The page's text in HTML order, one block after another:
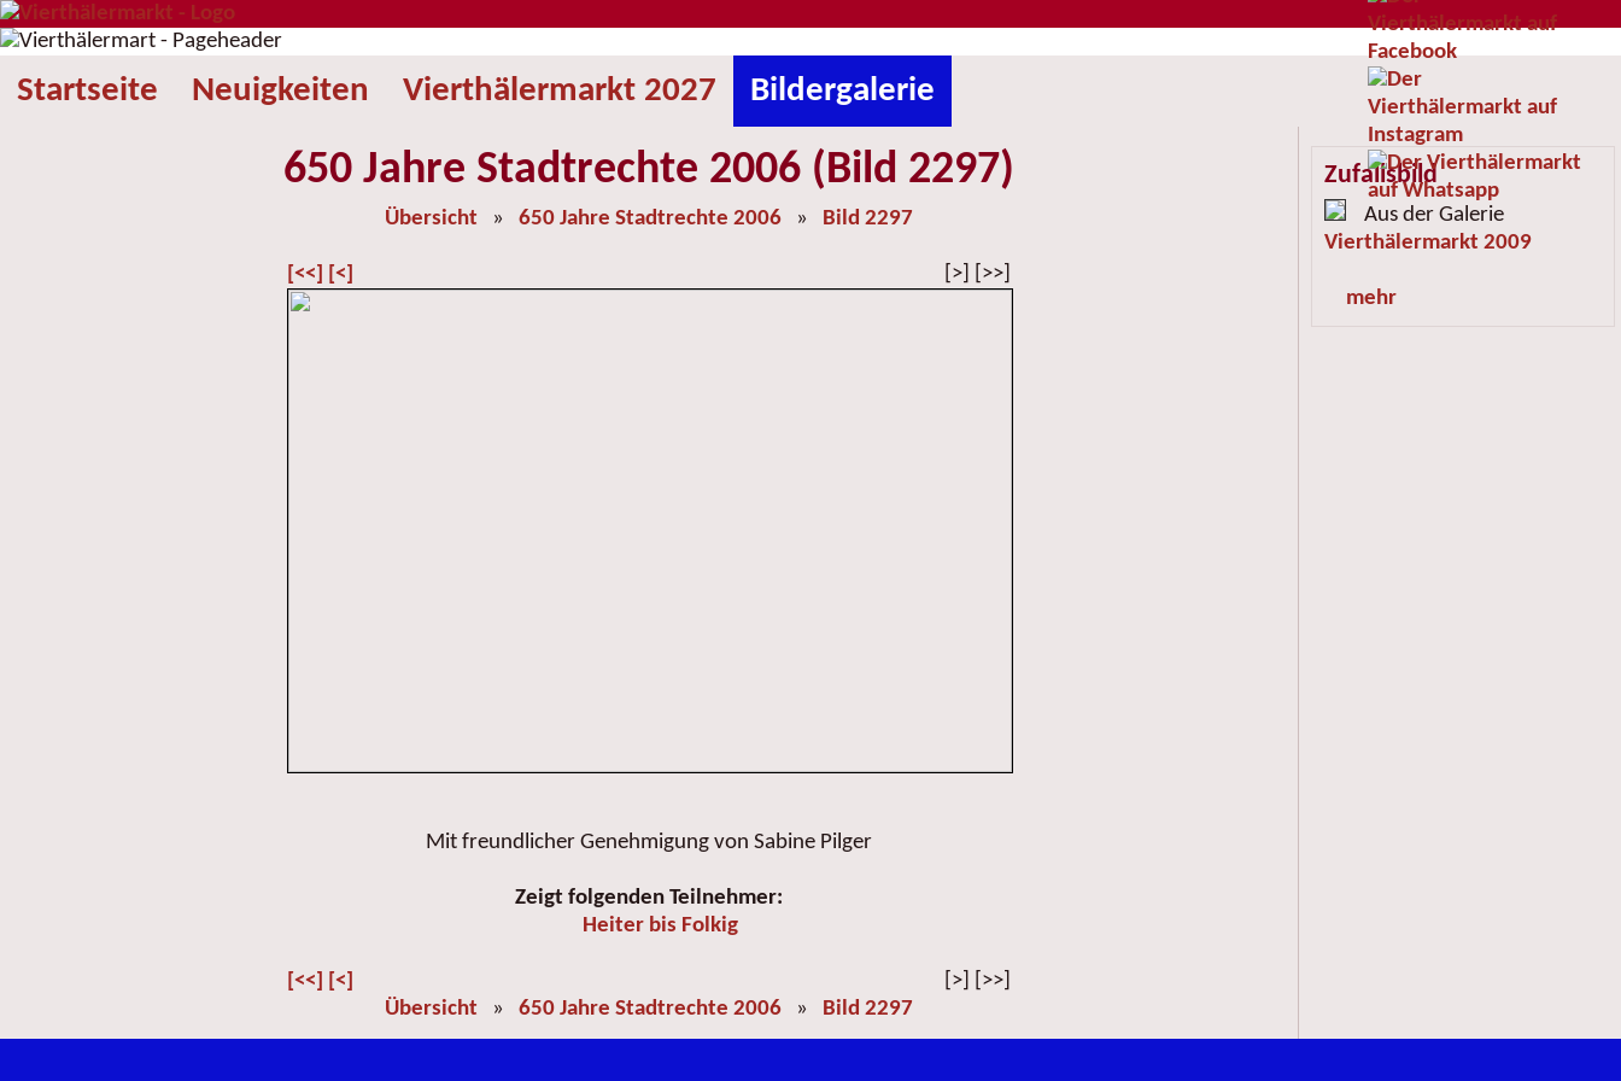
Startseite Neuigkeiten Vierthälermarkt 2027 Bildergalerie
650 Jahre Stadtrechte 2006 (Bild 2297)
Übersicht » 650 Jahre Stadtrechte 2006 » Bild 2297
[<<] [<] [>] [>>]
Mit freundlicher Genehmigung von Sabine Pilger
Zeigt folgenden Teilnehmer:
Heiter bis Folkig
[<<] [<]
[>] [>>]
Übersicht » 650 Jahre Stadtrechte 2006 » Bild 2297
Zufallsbild
Aus der Galerie
Vierthälermarkt 2009
mehr